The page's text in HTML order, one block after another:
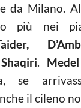
da Milano.
più nei
Shaqiri. Medel
se
il cileno